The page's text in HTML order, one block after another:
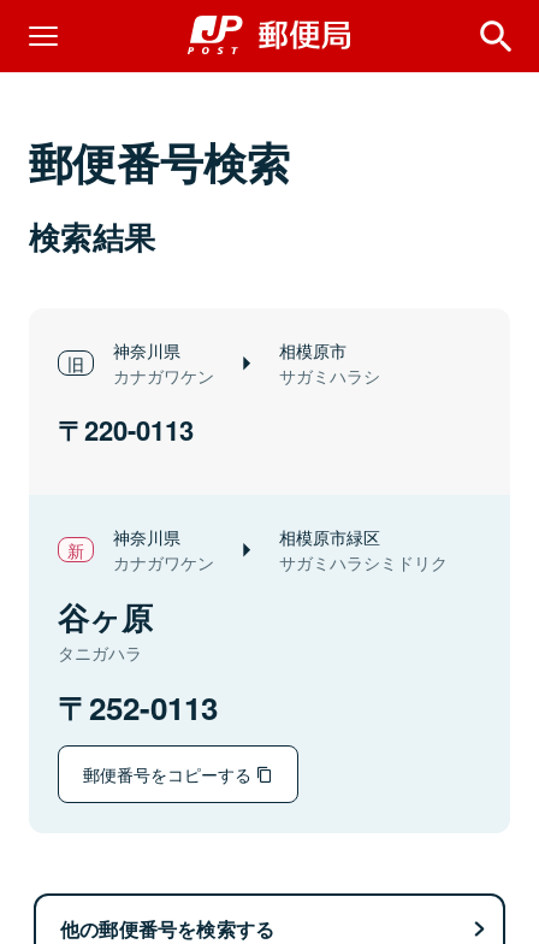
郵便番号検索
検索結果
神奈川県
カナガワケン
相模原市
サガミハラシ
220-0113
神奈川県
カナガワケン
相模原市緑区
サガミハラシミドリク
谷ヶ原
タニガハラ
252-0113
郵便番号をコピーする
他の郵便番号を検索する